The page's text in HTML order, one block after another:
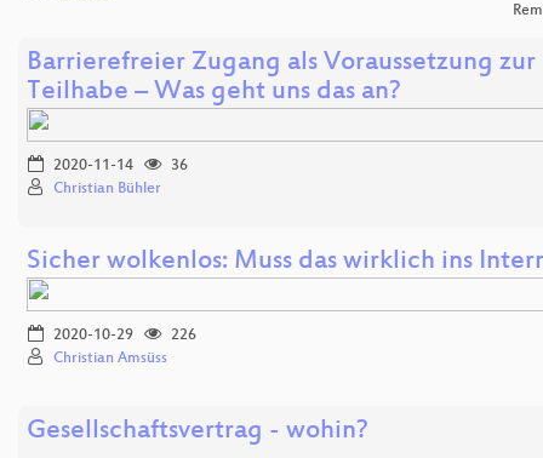
Barrierefreier Zugang als Voraussetzung
Teilhabe – Was geht uns das an?
2020-11-14
36
Christian Bühler
Sicher wolkenlos: Muss das wirklich ins
2020-10-29
226
Christian Amsüss
Gesellschaftsvertrag - wohin?